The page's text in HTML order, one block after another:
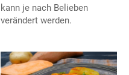
kann je nach Belieben
verändert werden.